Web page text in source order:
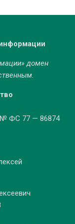
домен
№ ФС 77 — 86874